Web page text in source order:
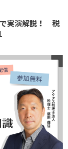
で実演解説！ 税